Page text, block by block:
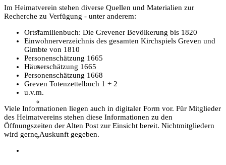
Film & Video
Grevener aus aller Welt
Kultur und Bildung
Im Heimatverein stehen diverse Quellen und Materialien zur
Recherche zu Verfügung - unter anderem:
Ortsfamilienbuch: Die Grevener Bevölkerung bis 1820
Einwohnerverzeichnis des gesamten Kirchspiels Greven und
Gimbte von 1810
Personenschätzung 1665
Häuserschätzung 1665
Personenschätzung 1668
Greven Totenzettelbuch 1 + 2
u.v.m.
Viele Informationen liegen auch in digitaler Form vor. Für Mitglieder
des Heimatvereins stehen diese Informationen zu den
Öffnungszeiten der Alten Post zur Einsicht bereit. Nichtmitgliedern
wird gerne Auskunft gegeben.